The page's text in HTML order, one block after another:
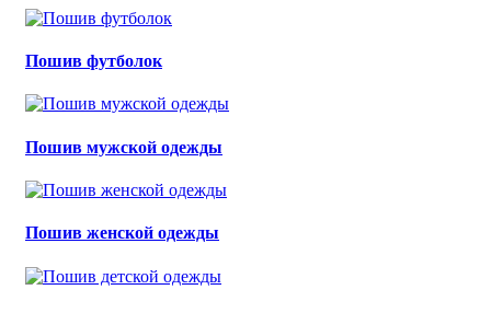
Пошив футболок
Пошив мужской одежды
Пошив женской одежды